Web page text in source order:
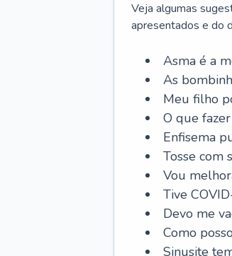
Veja algumas
apresentados e do
Asma é a
As
Meu filho
O que
Enfisema
Tosse com
Vou
Tive
Devo me
Como
Sinusite